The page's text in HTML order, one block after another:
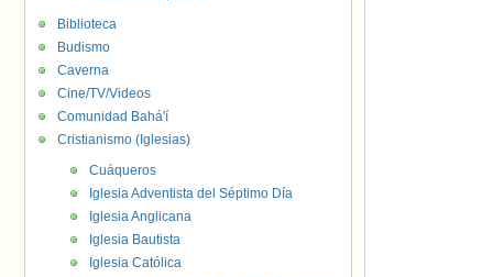
Biblioteca
Budismo
Caverna
Cine/TV/Videos
Comunidad Bahá'í
Cristianismo (Iglesias)
Cuáqueros
Iglesia Adventista del Séptimo Día
Iglesia Anglicana
Iglesia Bautista
Iglesia Católica